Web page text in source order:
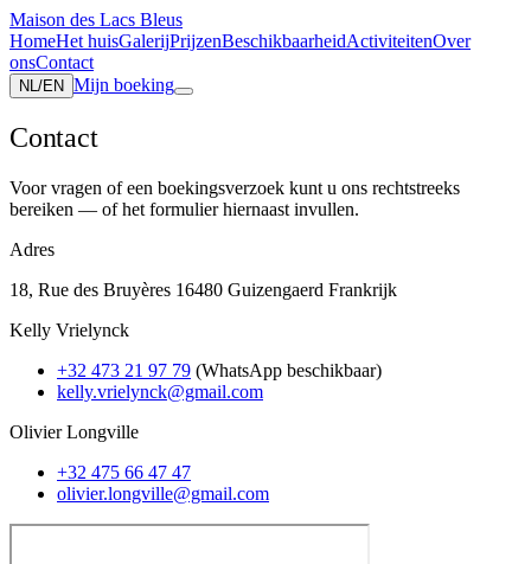
Maison des Lacs Bleus
HomeHet huisGalerijPrijzenBeschikbaarheidActiviteitenOver
onsContact
NL/EN Mijn boeking
Contact
Voor vragen of een boekingsverzoek kunt u ons rechtstreeks
bereiken — of het formulier hiernaast invullen.
Adres
18, Rue des Bruyères 16480 Guizengaerd Frankrijk
Kelly Vrielynck
+32 473 21 97 79 (WhatsApp beschikbaar)
kelly.vrielynck@gmail.com
Olivier Longville
+32 475 66 47 47
olivier.longville@gmail.com